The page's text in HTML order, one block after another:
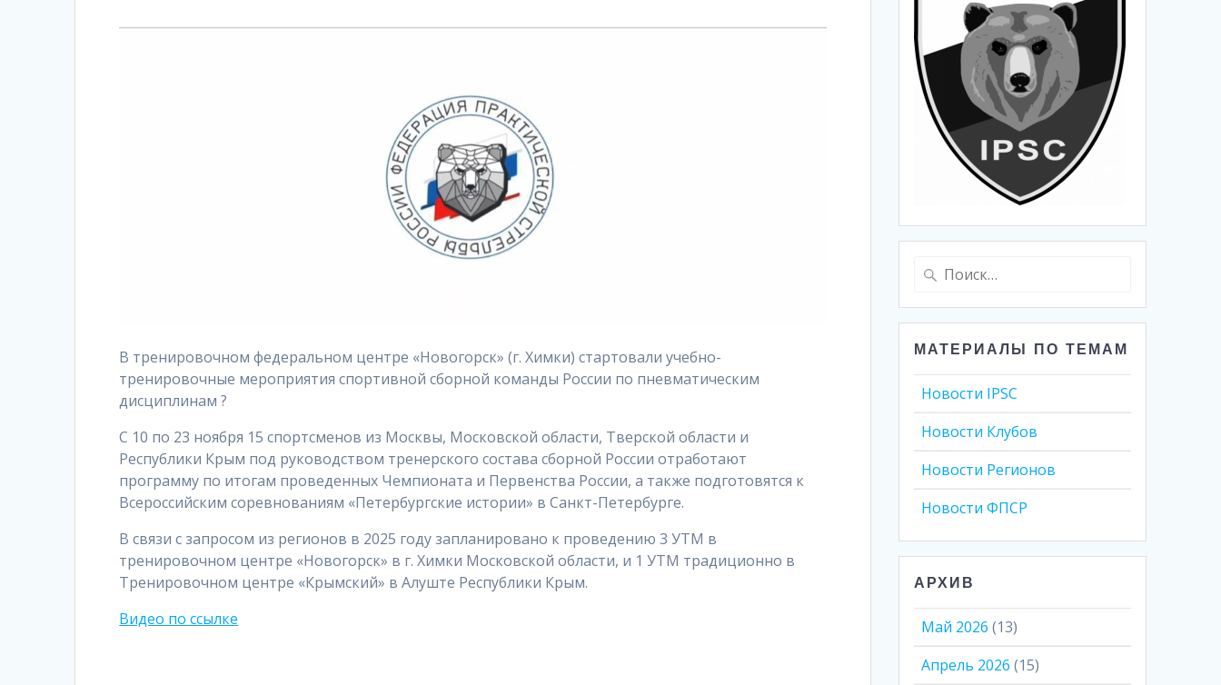
В тренировочном федеральном центре «Новогорск» (г. Химки) стартовали учебно-
тренировочные мероприятия спортивной сборной команды России по пневматическим
дисциплинам ?
С 10 по 23 ноября 15 спортсменов из Москвы, Московской области, Тверской области и
Республики Крым под руководством тренерского состава сборной России отработают
программу по итогам проведенных Чемпионата и Первенства России, а также подготовятся к
Всероссийским соревнованиям «Петербургские истории» в Санкт-Петербурге.
В связи с запросом из регионов в 2025 году запланировано к проведению 3 УТМ в
тренировочном центре «Новогорск» в г. Химки Московской области, и 1 УТМ традиционно в
Тренировочном центре «Крымский» в Алуште Республики Крым.
Видео по ссылке
Найти:
МАТЕРИАЛЫ ПО ТЕМАМ
Новости IPSC
Новости Клубов
Новости Регионов
Новости ФПСР
АРХИВ
Май 2026 (13)
Апрель 2026 (15)